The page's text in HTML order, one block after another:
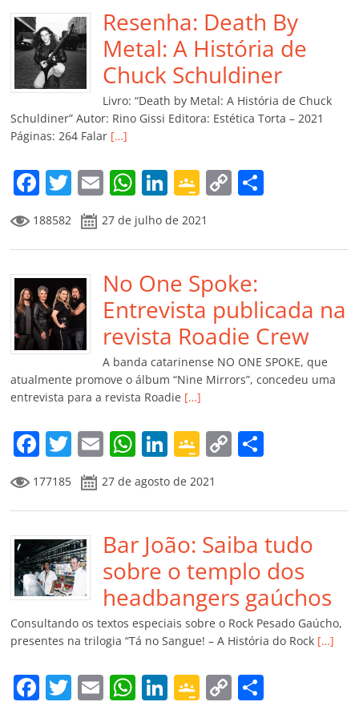
b
o
o
k
A
p
p
dI
n
e
Cl
a
ss
ro
m
Li
n
k
ar
til
h
ar
Resenha: Death By
Metal: A História de
Chuck Schuldiner
Livro: “Death by Metal: A História de Chuck
Schuldiner” Autor: Rino Gissi Editora: Estética Torta – 2021
Páginas: 264 Falar […]
F
a
c
e
b
o
o
k
T
w
itt
er
E
m
ai
l
W
h
at
s
A
p
p
Li
n
k
e
dI
n
G
o
o
gl
e
Cl
a
ss
ro
o
m
C
y
Li
n
k
p
til
h
ar
188582 27 de julho de 2021
No One Spoke:
Entrevista publicada na
revista Roadie Crew
A banda catarinense NO ONE SPOKE, que
atualmente promove o álbum “Nine Mirrors”, concedeu uma
entrevista para a revista Roadie […]
F
a
c
e
b
o
o
k
T
w
itt
er
E
m
ai
l
W
at
s
A
p
p
Li
n
k
e
dI
n
G
o
o
gl
e
Cl
a
ss
ro
o
m
C
y
Li
n
k
p
ar
til
h
ar
177185 27 de agosto de 2021
Bar João: Saiba tudo
sobre o templo dos
headbangers gaúchos
Consultando os textos especiais sobre o Rock Pesado Gaúcho,
presentes na trilogia “Tá no Sangue! – A História do Rock […]
F T E W Li G C